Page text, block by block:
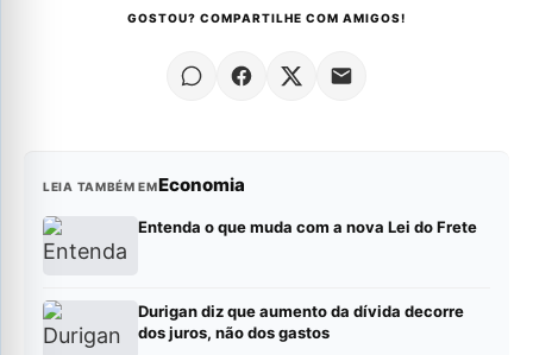
GOSTOU? COMPARTILHE COM AMIGOS!
LEIA TAMBÉM EMEconomia
Entenda o que muda com a nova Lei do Frete
Durigan diz que aumento da dívida decorre
dos juros, não dos gastos